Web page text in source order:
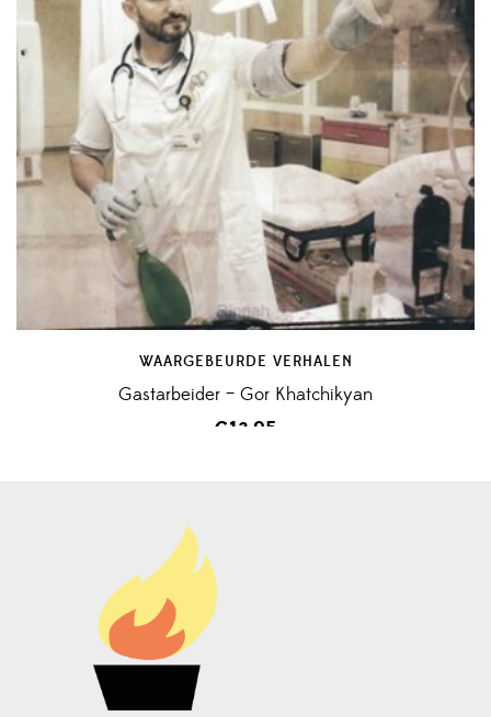
WAARGEBEURDE VERHALEN
Gastarbeider – Gor Khatchikyan
€13,95